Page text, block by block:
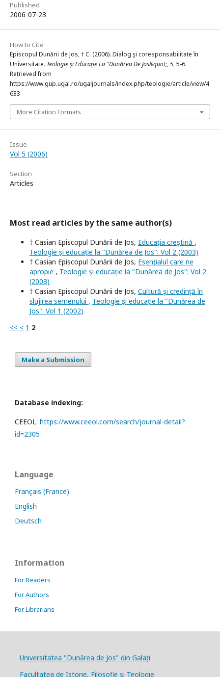
Published
2006-07-23
How to Cite
Episcopul Dunării de Jos, † C. (2006). Dialog şi coresponsabilitate în
Universitate. Teologie și Educație La "Dunărea De Jos&quot;,5, 5-6.
Retrieved from
https://www.gup.ugal.ro/ugaljournals/index.php/teologie/article/view/4
633
More Citation Formats
Issue
Vol 5 (2006)
Section
Articles
Most read articles by the same author(s)
† Casian Episcopul Dunării de Jos, Educaţia creştină ,
Teologie și educație la "Dunărea de Jos": Vol 2 (2003)
† Casian Episcopul Dunării de Jos, Esenţialul care ne
apropie , Teologie și educație la "Dunărea de Jos": Vol 2
(2003)
† Casian Episcopul Dunării de Jos, Cultură şi credinţă în
slujirea semenului , Teologie și educație la "Dunărea de
Jos": Vol 1 (2002)
<< < 1 2
Make a Submission
Database indexing:
CEEOL: https://www.ceeol.com/search/journal-detail?
id=2305
Language
Français (France)
English
Deutsch
Information
For Readers
For Authors
For Librarians
Universitatea "Dunărea de Jos" din Galați
Facultatea de Istorie, Filosofie și Teologie